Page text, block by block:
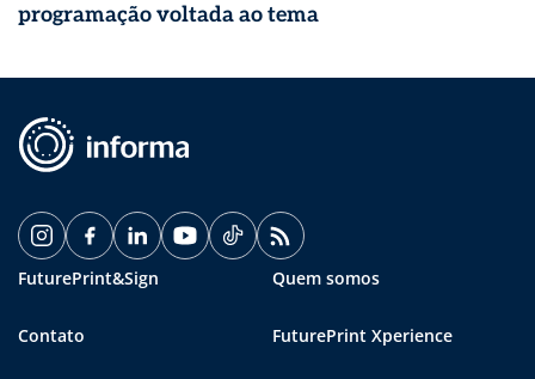
programação voltada ao tema
FuturePrint&Sign Quem somos
Contato FuturePrint Xperience